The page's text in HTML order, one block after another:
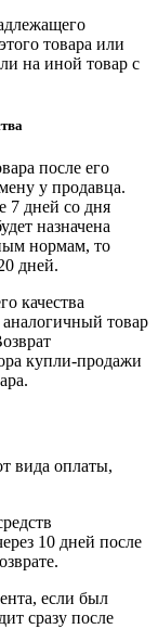
товара или
на иной товар с
после его
у продавца.
7 дней со дня
назначена
нормам, то
дней.
качества
товар
купли-продажи
вида оплаты,
10 дней после
если был
сразу после